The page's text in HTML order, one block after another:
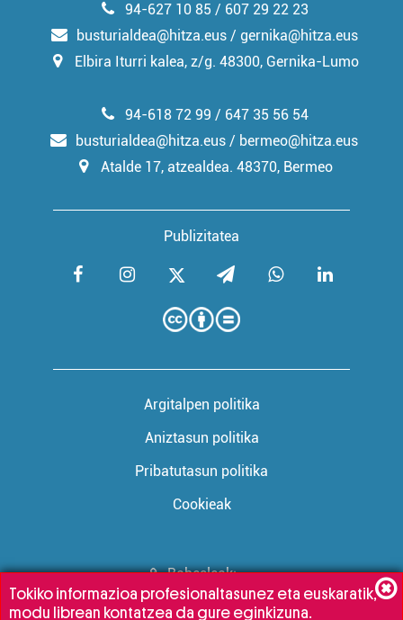
94-627 10 85 / 607 29 22 23
busturialdea@hitza.eus / gernika@hitza.eus
Elbira Iturri kalea, z/g. 48300, Gernika-Lumo
Publizitatea
94-618 72 99 / 647 35 56 54
busturialdea@hitza.eus / bermeo@hitza.eus
Atalde 17, atzealdea. 48370, Bermeo
Argitalpen politika
Aniztasun politika
Pribatutasun politika
Cookieak
Babesleak:
Tokiko informazioa profesionaltasunez eta euskaratik,
modu librean kontatzea da gure eginkizuna.